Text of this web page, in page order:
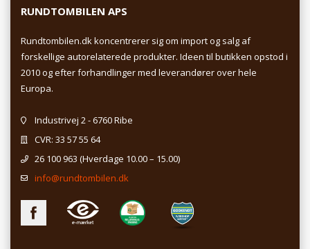
RUNDTOMBILEN APS
Rundtombilen.dk koncentrerer sig om import og salg af
forskellige autorelaterede produkter. Ideen til butikken opstod i
2010 og efter forhandlinger med leverandører over hele
Europa.
Industrivej 2 - 6760 Ribe
CVR: 33 57 55 64
26 100 963 (Hverdage 10.00 – 15.00)
info@rundtombilen.dk